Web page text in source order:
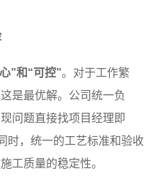
”和“可控”。对于工作繁
是最优解。公司统一负
问题直接找项目经理即
时，统一的工艺标准和验收
工质量的稳定性。